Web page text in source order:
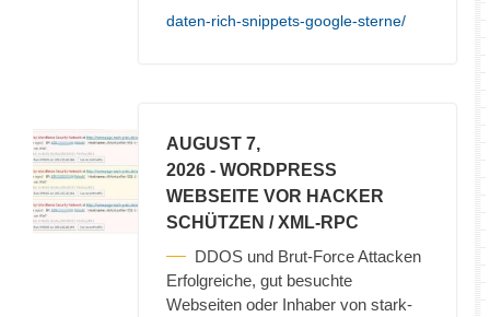
daten-rich-snippets-google-sterne/
AUGUST 7,
2026 - WORDPRESS
WEBSEITE VOR HACKER
SCHÜTZEN / XML-RPC
DDOS und Brut-Force Attacken
Erfolgreiche, gut besuchte
Webseiten oder Inhaber von stark-